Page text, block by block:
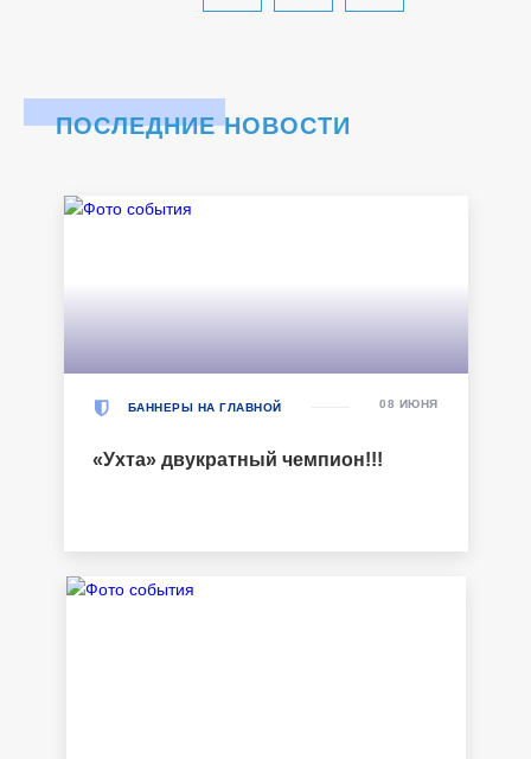
ПОСЛЕДНИЕ НОВОСТИ
БАННЕРЫ НА ГЛАВНОЙ
«Ухта» двукратный чемпион!!!
08 ИЮНЯ